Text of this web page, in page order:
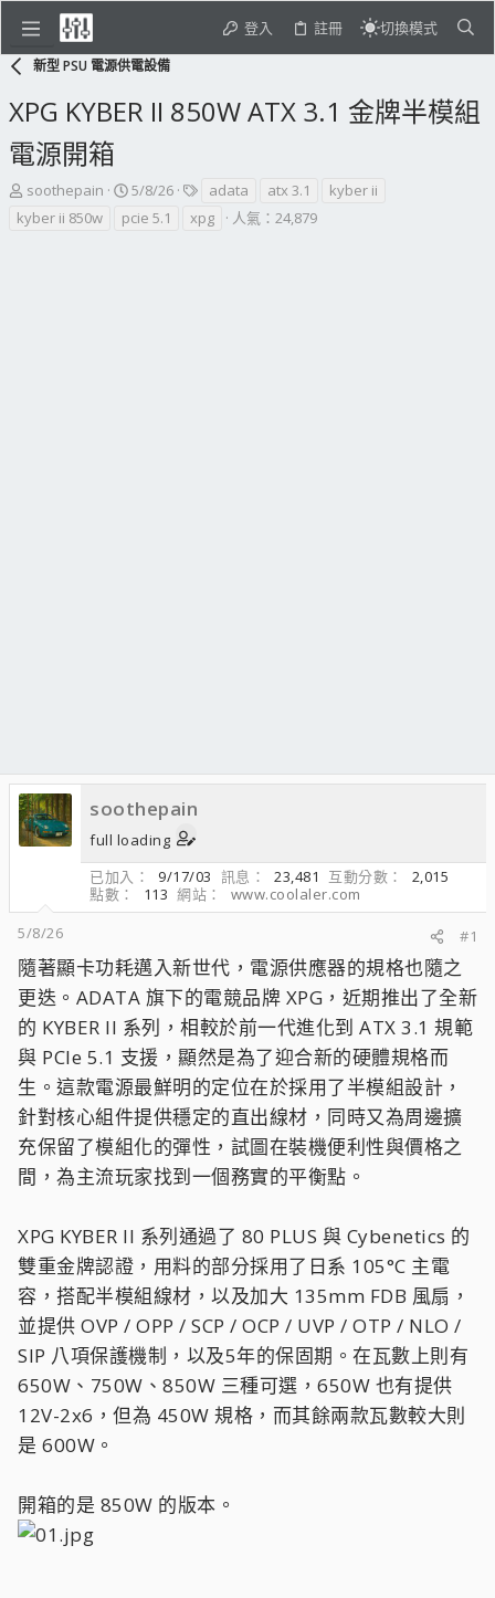
登入 註冊 切換模式
新型 PSU 電源供電設備
XPG KYBER II 850W ATX 3.1 金牌半模組
電源開箱
主
題
發
soothepain
開
始
5/8/26
標adata atx 3.1
kyber ii
kyber ii 850w
pcie 5.1 xpg 人氣：24,879
soothepain
full loading
已加入
9/17/03 訊息 23,481 互動分數
2,015
點數
113 網站
www.coolaler.com
5/8/26
#1
隨著顯卡功耗邁入新世代，電源供應器的規格也隨之
更迭。ADATA 旗下的電競品牌 XPG，近期推出了全新
的 KYBER II 系列，相較於前一代進化到 ATX 3.1 規範
與 PCIe 5.1 支援，顯然是為了迎合新的硬體規格而
生。這款電源最鮮明的定位在於採用了半模組設計，
針對核心組件提供穩定的直出線材，同時又為周邊擴
充保留了模組化的彈性，試圖在裝機便利性與價格之
間，為主流玩家找到一個務實的平衡點。
XPG KYBER II 系列通過了 80 PLUS 與 Cybenetics 的
雙重金牌認證，用料的部分採用了日系 105°C 主電
容，搭配半模組線材，以及加大 135mm FDB 風扇，
並提供 OVP / OPP / SCP / OCP / UVP / OTP / NLO /
SIP 八項保護機制，以及5年的保固期。在瓦數上則有
650W、750W、850W 三種可選，650W 也有提供
12V-2x6，但為 450W 規格，而其餘兩款瓦數較大則
是 600W。
開箱的是 850W 的版本。